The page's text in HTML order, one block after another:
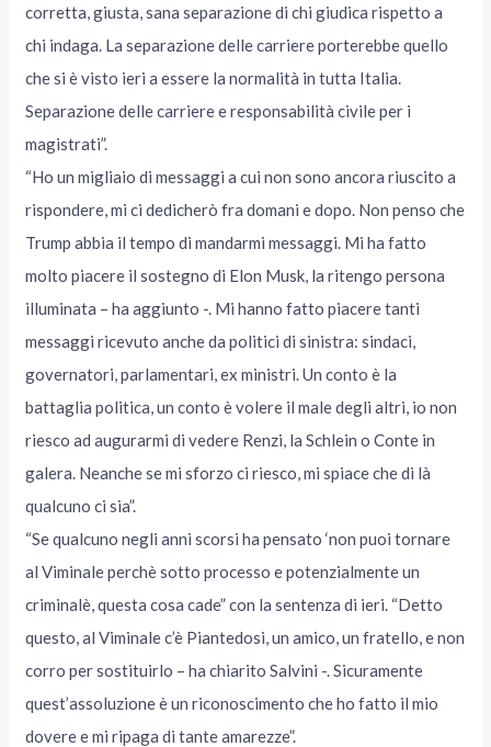
corretta, giusta, sana separazione di chi giudica rispetto a
chi indaga. La separazione delle carriere porterebbe quello
che si è visto ieri a essere la normalità in tutta Italia.
Separazione delle carriere e responsabilità civile per i
magistrati”.
“Ho un migliaio di messaggi a cui non sono ancora riuscito a
rispondere, mi ci dedicherò fra domani e dopo. Non penso che
Trump abbia il tempo di mandarmi messaggi. Mi ha fatto
molto piacere il sostegno di Elon Musk, la ritengo persona
illuminata – ha aggiunto -. Mi hanno fatto piacere tanti
messaggi ricevuto anche da politici di sinistra: sindaci,
governatori, parlamentari, ex ministri. Un conto è la
battaglia politica, un conto è volere il male degli altri, io non
riesco ad augurarmi di vedere Renzi, la Schlein o Conte in
galera. Neanche se mi sforzo ci riesco, mi spiace che di là
qualcuno ci sia”.
“Se qualcuno negli anni scorsi ha pensato ‘non puoi tornare
al Viminale perchè sotto processo e potenzialmente un
criminalè, questa cosa cade” con la sentenza di ieri. “Detto
questo, al Viminale c’è Piantedosi, un amico, un fratello, e non
corro per sostituirlo – ha chiarito Salvini -. Sicuramente
quest’assoluzione è un riconoscimento che ho fatto il mio
dovere e mi ripaga di tante amarezze”.